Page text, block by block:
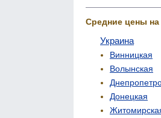
Средние цены
Украина
Винницкая
Волынская
Донецкая